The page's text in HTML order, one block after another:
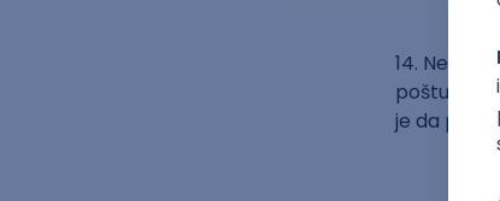
14. Ne
poštujete,
je da